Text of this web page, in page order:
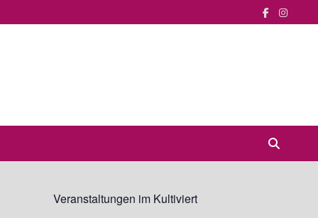
Veranstaltungen im Kultiviert